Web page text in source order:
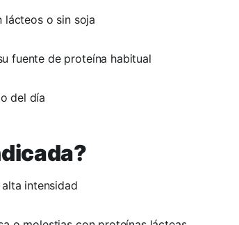
lácteos o sin soja
fuente de proteína habitual
del día
intensidad